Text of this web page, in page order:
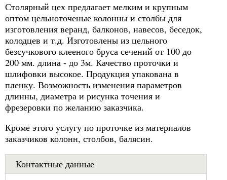
Столярный цех предлагает мелким и крупным
оптом цельноточеные колонны и столбы для
изготовления веранд, балконов, навесов, беседок,
колодцев и т.д. Изготовлены из цельного
безсучкового клееного бруса сечений от 100 до
200 мм. длина - до 3м. Качество проточки и
шлифовки высокое. Продукция упакована в
пленку. Возможность изменения параметров
длинны, диаметра и рисунка точения и
фрезеровки по желанию заказчика.
Кроме этого услугу по проточке из материалов
заказчиков колонн, столбов, балясин.
Контактные данные